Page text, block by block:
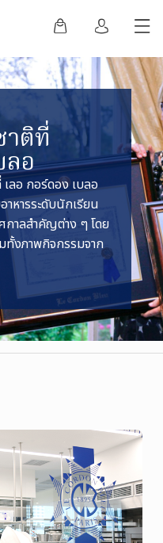
ติที่
ลอ
ลอ กอร์ดอง เบลอ
หารระดับนักเรียน
าลสำคัญต่าง ๆ โดย
มทั้งภาพกิจกรรมจาก